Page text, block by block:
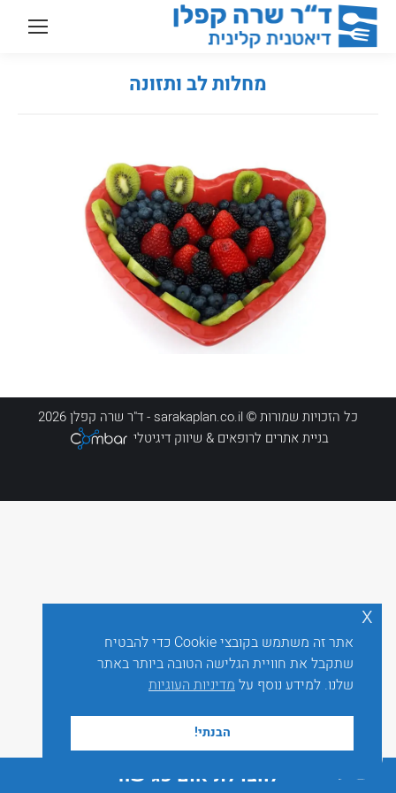
מחלות לב ותזונה
כל הזכויות שמורות © sarakaplan.co.il - ד"ר שרה קפלן 2026
בניית אתרים לרופאים & שיווק דיגיטלי
לחצו לתיאום פגישה
אתר זה משתמש בקובצי Cookie כדי להבטיח
שתקבל את חוויית הגלישה הטובה ביותר באתר
שלנו. למידע נוסף עלמדיניות העוגיות
הבנתי!
x